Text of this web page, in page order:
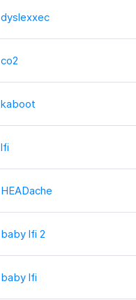
dyslexxec
co2
kaboot
lfi
HEADache
baby lfi 2
baby lfi